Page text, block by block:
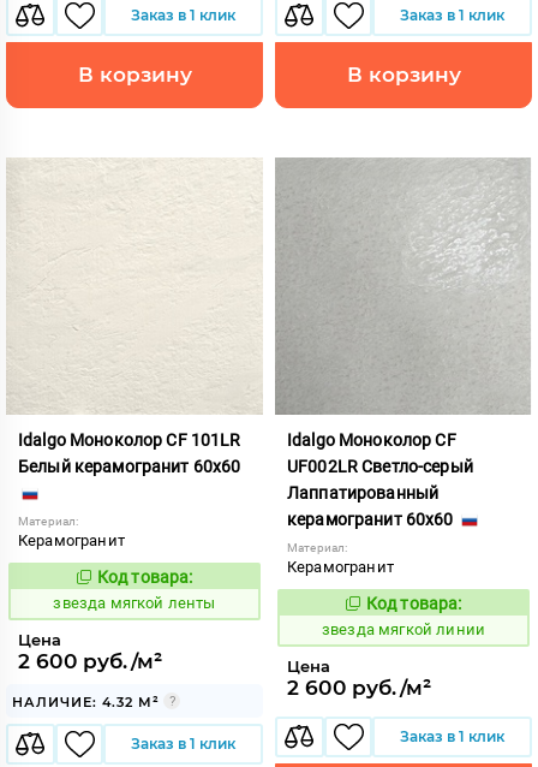
Заказ в 1 клик
В корзину
Заказ в 1 клик
В корзину
Idalgo Моноколор CF 101LR
Белый керамогранит 60x60
Материал:
Керамогранит
445168
Код товара:
звезда мягкой ленты
Цена
2 600 руб./м²
НАЛИЧИЕ: 4.32 М²
Заказ в 1 клик
Idalgo Моноколор CF
UF002LR Светло-серый
Лаппатированный
керамогранит 60x60
Материал:
Керамогранит
445169
Код товара:
звезда мягкой линии
Цена
2 600 руб./м²
Заказ в 1 клик